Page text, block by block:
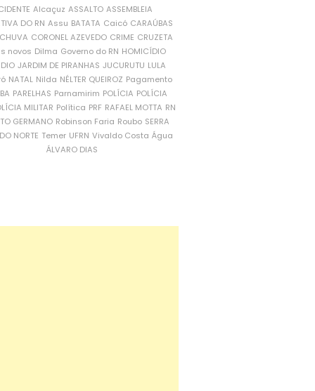
Alcaçuz ASSALTO ASSEMBLEIA
DO RN Assu BATATA Caicó CARAÚBAS
CORONEL AZEVEDO CRIME CRUZETA
novos Dilma Governo do RN HOMICÍDIO
JARDIM DE PIRANHAS JUCURUTU LULA
NATAL Nilda NÉLTER QUEIROZ Pagamento
PARELHAS Parnamirim POLÍCIA POLÍCIA
MILITAR Política PRF RAFAEL MOTTA RN
GERMANO Robinson Faria Roubo SERRA
NORTE Temer UFRN Vivaldo Costa Água
ÁLVARO DIAS